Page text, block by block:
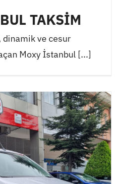
TAKSİM
ve cesur
Moxy İstanbul [...]